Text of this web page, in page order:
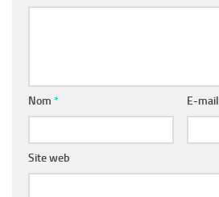
Nom * E-mail
Site web